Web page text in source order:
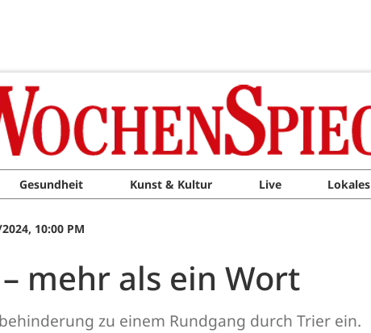
Gesundheit Kunst & Kultur Live Lokales
10:00 PM
mehr als ein Wort
zu einem Rundgang durch Trier ein.